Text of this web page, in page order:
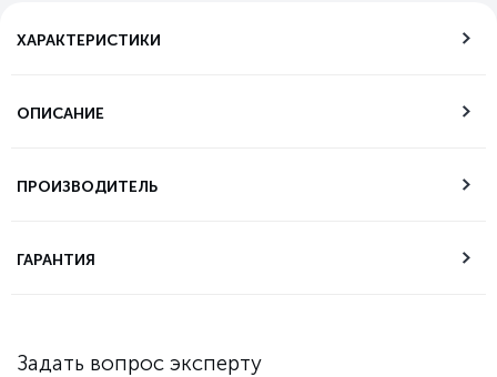
Задать вопрос эксперту
ХАРАКТЕРИСТИКИ
ОПИСАНИЕ
ПРОИЗВОДИТЕЛЬ
ГАРАНТИЯ